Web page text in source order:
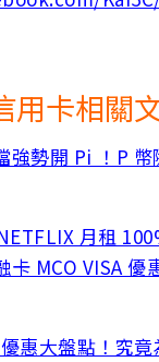
用卡相關
強勢開 Pi ！P
月租
卡 MCO VISA 優
惠大盤點！究